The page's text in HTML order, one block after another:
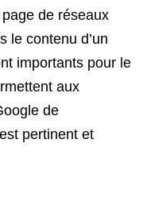
page de réseaux
le contenu d’un
importants pour le
aux
de
pertinent et